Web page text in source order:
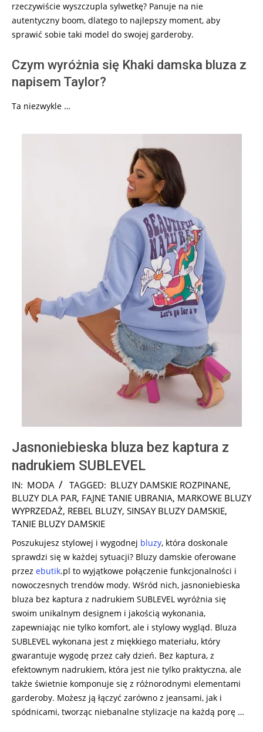
rzeczywiście wyszczupla sylwetkę? Panuje na nie
autentyczny boom, dlatego to najlepszy moment, aby
sprawić sobie taki model do swojej garderoby.
Czym wyróżnia się Khaki damska bluza z
napisem Taylor?
Ta niezwykle …
Jasnoniebieska bluza bez kaptura z
nadrukiem SUBLEVEL
2024-
07-
18
IN: MODA TAGGED: BLUZY DAMSKIE ROZPINANE,
BLUZY DLA PAR, FAJNE TANIE UBRANIA, MARKOWE BLUZY
WYPRZEDAŻ, REBEL BLUZY, SINSAY BLUZY DAMSKIE,
TANIE BLUZY DAMSKIE
Poszukujesz stylowej i wygodnej bluzy, która doskonale
sprawdzi się w każdej sytuacji? Bluzy damskie oferowane
przez ebutik.pl to wyjątkowe połączenie funkcjonalności i
nowoczesnych trendów mody. Wśród nich, jasnoniebieska
bluza bez kaptura z nadrukiem SUBLEVEL wyróżnia się
swoim unikalnym designem i jakością wykonania,
zapewniając nie tylko komfort, ale i stylowy wygląd. Bluza
SUBLEVEL wykonana jest z miękkiego materiału, który
gwarantuje wygodę przez cały dzień. Bez kaptura, z
efektownym nadrukiem, która jest nie tylko praktyczna, ale
także świetnie komponuje się z różnorodnymi elementami
garderoby. Możesz ją łączyć zarówno z jeansami, jak i
spódnicami, tworząc niebanalne stylizacje na każdą porę …